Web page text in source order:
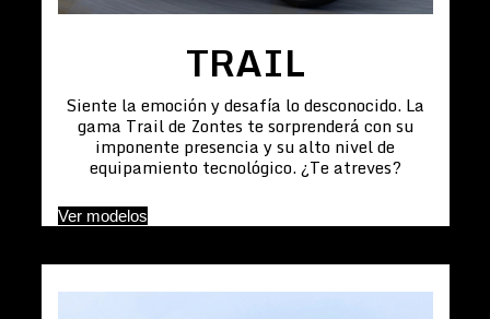
TRAIL
Siente la emoción y desafía lo desconocido. La
gama Trail de Zontes te sorprenderá con su
imponente presencia y su alto nivel de
equipamiento tecnológico. ¿Te atreves?
Ver modelos